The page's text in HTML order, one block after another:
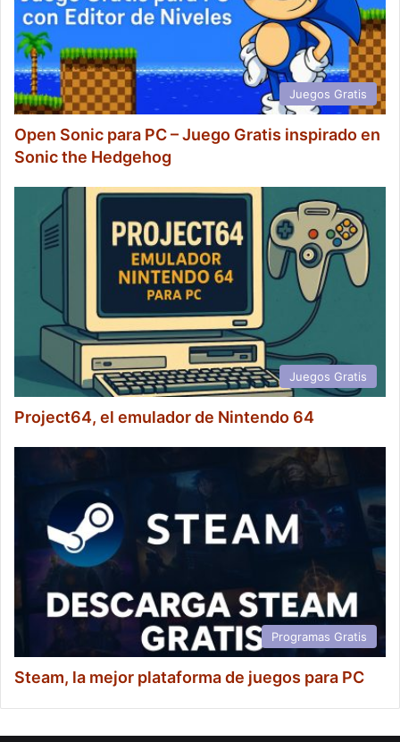
Juegos Gratis
Open Sonic para PC – Juego Gratis inspirado en
Sonic the Hedgehog
Juegos Gratis
Project64, el emulador de Nintendo 64
Programas Gratis
Steam, la mejor plataforma de juegos para PC